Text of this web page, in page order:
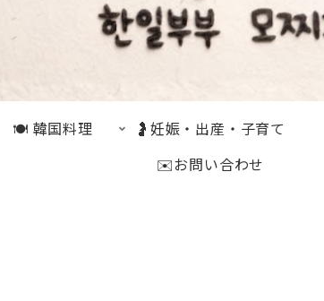
🍽 韓国料理 🤰妊娠・出産・子育て
✉️お問い合わせ